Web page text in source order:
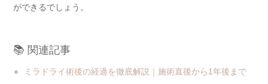
ができるでしょう。
📚 関連記事
ミラドライ術後の経過を徹底解説｜施術直後から1年後まで